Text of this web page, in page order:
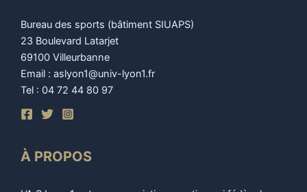
Bureau des sports (bâtiment SIUAPS)
23 Boulevard Latarjet
69100 Villeurbanne
Email : aslyon1@univ-lyon1.fr
Tel : 04 72 44 80 97
À PROPOS